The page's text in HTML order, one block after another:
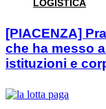
LOGISTICA
[PIACENZA]
che ha messo
istituzioni e